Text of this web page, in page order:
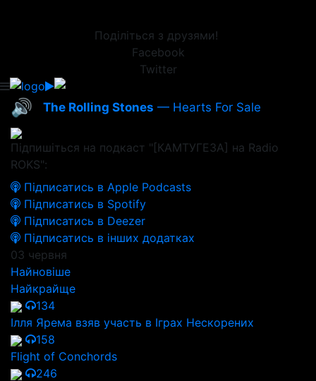
Поділіться з друзями!
Facebook
Twitter
🔊 The Rolling Stones — Hearts For Sale
Підпишіться на подкаст "[КАМТУГЕЗА] на Radio
ROKS":
Підписатись в Apple Podcasts
Підписатись в Spotify
Підписатись в Deezer
Підписатись в інших додатках
03 червня
Найновіше
Найкрайще
134
Ілля Ярема взяв участь в Іграх Нескорених
158
Flight of Conchords
246